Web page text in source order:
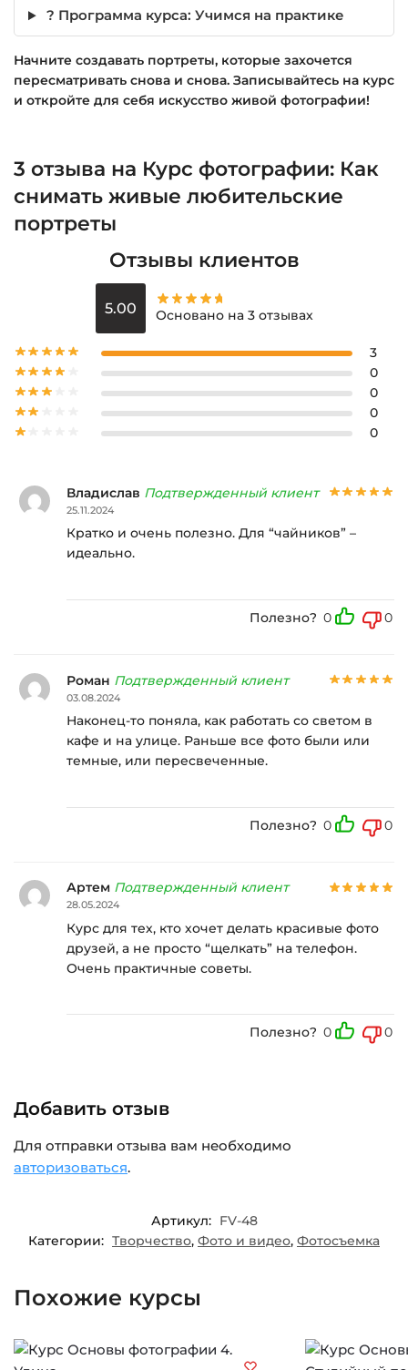
? Программа курса: Учимся на практике
Начните создавать портреты, которые захочется
пересматривать снова и снова. Записывайтесь на курс
и откройте для себя искусство живой фотографии!
3 отзыва на Курс фотографии: Как
снимать живые любительские
портреты
Отзывы клиентов
5.00 Основано на 3 отзывах
3
0
0
0
0
Владислав Подтвержденный клиент
25.11.2024
Кратко и очень полезно. Для “чайников” –
идеально.
Полезно? 0 0
Роман Подтвержденный клиент
03.08.2024
Наконец-то поняла, как работать со светом в
кафе и на улице. Раньше все фото были или
темные, или пересвеченные.
Полезно? 0 0
Артем Подтвержденный клиент
28.05.2024
Курс для тех, кто хочет делать красивые фото
друзей, а не просто “щелкать” на телефон.
Очень практичные советы.
Полезно? 0 0
Добавить отзыв
Для отправки отзыва вам необходимо
авторизоваться.
Артикул: FV-48
Категории: Творчество, Фото и видео, Фотосъемка
Похожие курсы